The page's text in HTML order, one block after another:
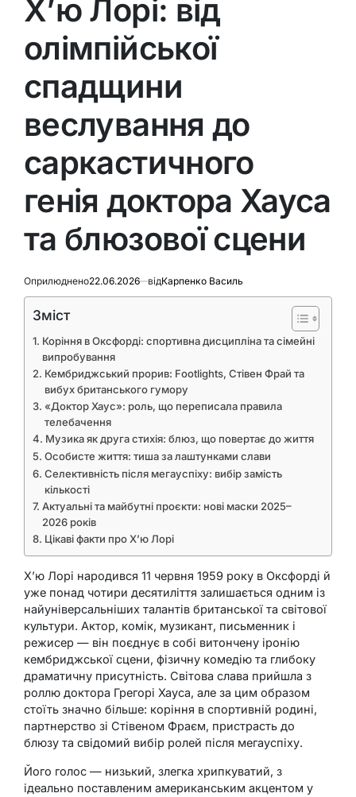
Х’ю Лорі: від
олімпійської
спадщини
веслування до
саркастичного
генія доктора Хауса
та блюзової сцени
Оприлюднено22.06.2026 відКарпенко Василь
Зміст
Коріння в Оксфорді: спортивна дисципліна та сімейні
випробування
Кембриджський прорив: Footlights, Стівен Фрай та
вибух британського гумору
«Доктор Хаус»: роль, що переписала правила
телебачення
Музика як друга стихія: блюз, що повертає до життя
Особисте життя: тиша за лаштунками слави
Селективність після мегауспіху: вибір замість
кількості
Актуальні та майбутні проєкти: нові маски 2025–
2026 років
Цікаві факти про Х’ю Лорі
Х’ю Лорі народився 11 червня 1959 року в Оксфорді й
уже понад чотири десятиліття залишається одним із
найуніверсальніших талантів британської та світової
культури. Актор, комік, музикант, письменник і
режисер — він поєднує в собі витончену іронію
кембриджської сцени, фізичну комедію та глибоку
драматичну присутність. Світова слава прийшла з
роллю доктора Грегорі Хауса, але за цим образом
стоїть значно більше: коріння в спортивній родині,
партнерство зі Стівеном Фраєм, пристрасть до
блюзу та свідомий вибір ролей після мегауспіху.
Його голос — низький, злегка хрипкуватий, з
ідеально поставленим американським акцентом у